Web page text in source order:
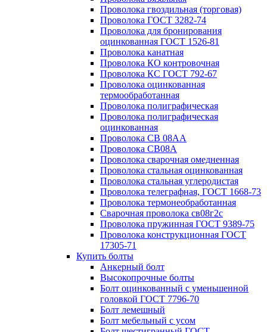
Проволока гвоздильная (торговая)
Проволока ГОСТ 3282-74
Проволока для бронирования
оцинкованная ГОСТ 1526-81
Проволока канатная
Проволока КО контровочная
Проволока КС ГОСТ 792-67
Проволока оцинкованная
термообработанная
Проволока полиграфическая
Проволока полиграфическая
оцинкованная
Проволока СВ 08АА
Проволока СВ08А
Проволока сварочная омедненная
Проволока стальная оцинкованная
Проволока стальная углеродистая
Проволока телеграфная, ГОСТ 1668-73
Проволока термонеобработанная
Сварочная проволока св08г2с
Проволока пружинная ГОСТ 9389-75
Проволока конструкционная ГОСТ
17305-71
Купить болты
Анкерный болт
Высокопрочные болты
Болт оцинкованный с уменьшенной
головкой ГОСТ 7796-70
Болт лемешный
Болт мебельный с усом